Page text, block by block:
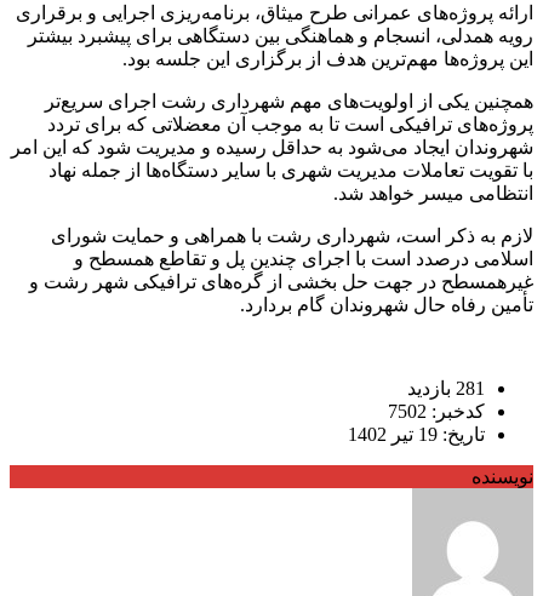
ارائه پروژه‌های عمرانی طرح میثاق، برنامه‌ریزی اجرایی و برقراری
رویه همدلی، انسجام و هماهنگی بین دستگاهی برای پیشبرد بیشتر
این پروژه‌ها مهم‌ترین هدف از برگزاری این جلسه بود.
همچنین یکی از اولویت‌های مهم شهرداری رشت اجرای سریع‌تر
پروژه‌های ترافیکی است تا به موجب آن معضلاتی که برای تردد
شهروندان ایجاد می‌شود به حداقل رسیده و مدیریت شود که این امر
با تقویت تعاملات مدیریت شهری با سایر دستگاه‌ها از جمله نهاد
انتظامی میسر خواهد شد.
لازم به ذکر است، شهرداری رشت با همراهی و حمایت شورای
اسلامی درصدد است با اجرای چندین پل و تقاطع همسطح و
غیرهمسطح در جهت حل بخشی از گره‌های ترافیکی شهر رشت و
تأمین رفاه حال شهروندان گام بردارد.
281 بازدید
کدخبر: 7502
تاریخ: 19 تیر 1402
نویسنده